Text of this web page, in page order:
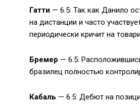
Гатти — 6.5: Так как Данило
на дистанции и часто
периодически кричит на
Бремер — 6.5:
бразилец полностью
Кабаль — 6.5: Дебют на